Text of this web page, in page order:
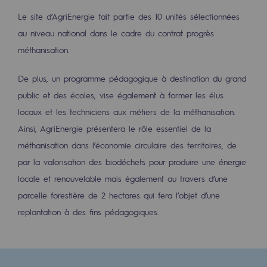
Présentation du fonds de dotation
Gouvernance du fonds de dotation et
Soumettre un projet
Nos activités
Nos activités
Transport de gaz
Transport de gaz
Savoir-faire
Exploitation du réseau de gaz
Le site d’AgriEnergie fait partie des 10 unités sélectionnées
au niveau national dans le cadre du contrat progrès
méthanisation.
De plus, un programme pédagogique à destination du grand
public et des écoles, vise également à former les élus
locaux et les techniciens aux métiers de la méthanisation.
Ainsi, AgriEnergie présentera le rôle essentiel de la
méthanisation dans l’économie circulaire des territoires, de
par la valorisation des biodéchets pour produire une énergie
locale et renouvelable mais également au travers d’une
parcelle forestière de 2 hectares qui fera l’objet d’une
replantation à des fins pédagogiques.